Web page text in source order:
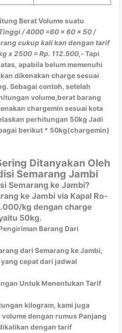
Berat Volume suatu
/ 4000 =60 x 60 x 50 /
cukup kali kan dengan tarif
x 2500 = Rp. 112.500,-Tapi
apabila belum memenuhi
dikenakan charge sesuai
Sebagai contoh, setelah
volume,berat barang
chargemin sesuai kota
perhitungan 50kg Jadi
berikut * 50kg(chargemin)
Ditanyakan Oleh
Semarang Jambi
Semarang ke Jambi?
ke Jambi via Kapal Ro-
kg dengan charge
50kg.
Barang Dari
dari Semarang ke Jambi,
cepat dari jadwal
Untuk Menentukan Tarif
kilogram, kami juga
dengan rumus Panjang
dengan tarif